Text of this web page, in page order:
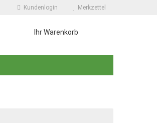
Kundenlogin Merkzettel
Ihr Warenkorb